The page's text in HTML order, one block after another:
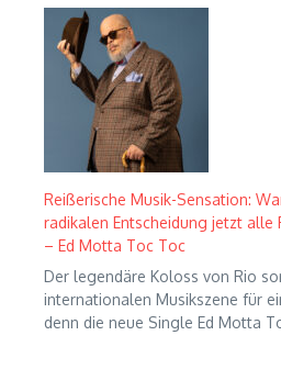
Reißerische Musik-Sensation:
radikalen Entscheidung jetzt alle
– Ed Motta Toc Toc
Der legendäre Koloss von Rio
internationalen Musikszene für
denn die neue Single Ed Motta